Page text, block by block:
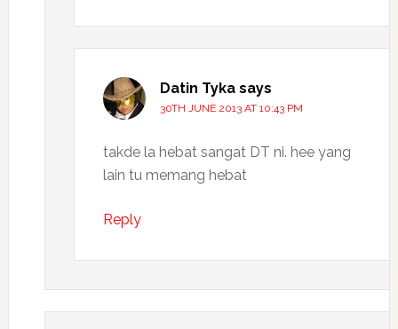
Datin Tyka says
30TH JUNE 2013 AT 10:43 PM
takde la hebat sangat DT ni. hee yang
lain tu memang hebat
Reply